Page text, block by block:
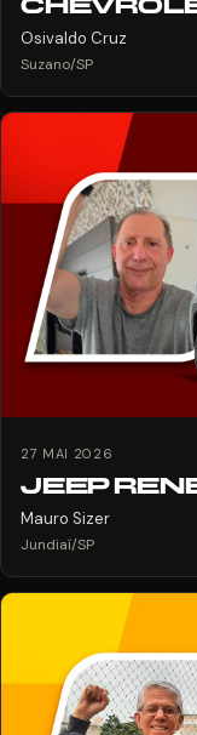
Osivaldo Cruz
Suzano/SP
27 MAI 2026
JEEP
Mauro Sizer
Jundiaí/SP